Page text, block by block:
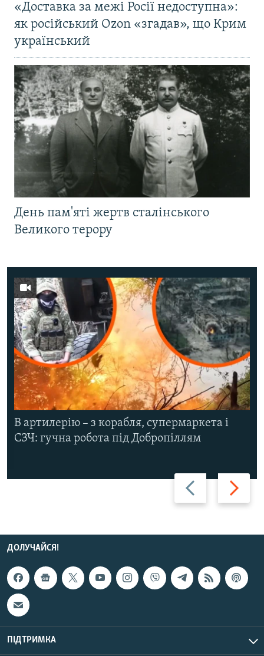
«Доставка за межі Росії недоступна»:
як російський Ozon «згадав», що Крим
український
День пам'яті жертв сталінського
Великого терору
Назад Вперед
В артилерію – з корабля, супермаркета і
СЗЧ: гучна робота під Добропіллям
ДОЛУЧАЙСЯ!
ПІДТРИМКА